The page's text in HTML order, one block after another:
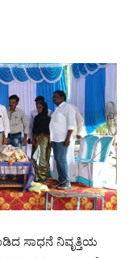
ಸಾಧನೆ ನಿವೃತ್ತಿಯ